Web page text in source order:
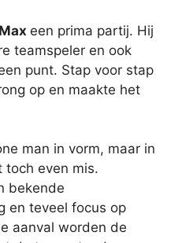
Max een prima partij. Hij
teamspeler en ook
punt. Stap voor stap
op en maakte het
man in vorm, maar in
toch even mis.
bekende
en teveel focus op
aanval worden de